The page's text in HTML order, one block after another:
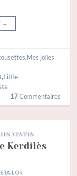
→
,Mes jolies
,Little
17Commentaires
VESTES
Kerdilès